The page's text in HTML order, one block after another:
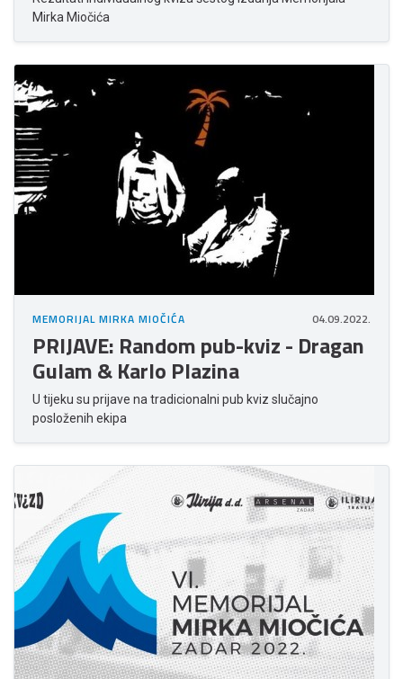
Mirka Miočića
MEMORIJAL MIRKA MIOČIĆA 04.09.2022.
PRIJAVE: Random pub-kviz - Dragan
Gulam & Karlo Plazina
U tijeku su prijave na tradicionalni pub kviz slučajno
posloženih ekipa